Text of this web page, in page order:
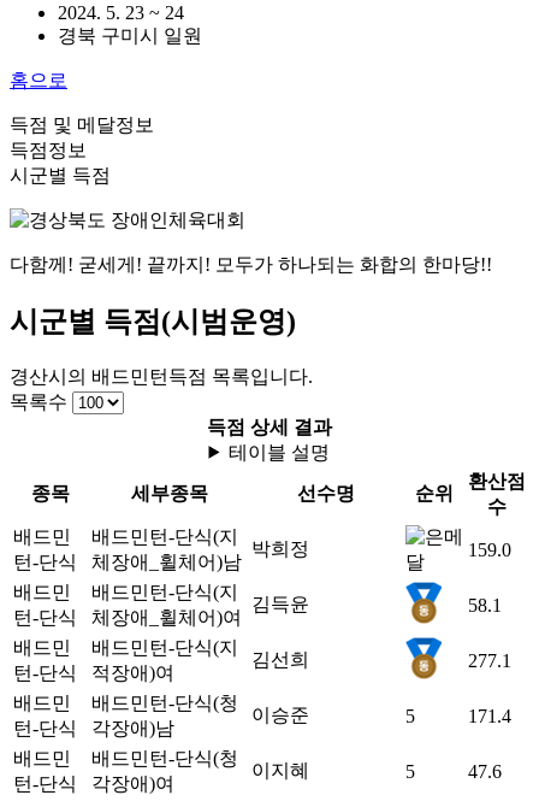
2024. 5. 23 ~ 24
경북 구미시 일원
홈으로
득점 및 메달정보
득점정보
시군별 득점
다함께! 굳세게! 끝까지! 모두가 하나되는 화합의 한마당!!
시군별 득점(시범운영)
경산시 의 배드민턴 득점 목록입니다.
목록수
득점 상세 결과
테이블 설명
종목
세부종목 선수명 순위
환산점
수
배드민
턴-단식
배드민턴-단식(지
체장애_휠체어)남
박희정 159.0
배드민
턴-단식
배드민턴-단식(지
체장애_휠체어)여
김득윤 58.1
배드민
턴-단식
배드민턴-단식(지
적장애)여
김선희 277.1
배드민
턴-단식
배드민턴-단식(청
각장애)남
이승준 5 171.4
배드민
턴-단식
배드민턴-단식(청
각장애)여
이지혜 5 47.6